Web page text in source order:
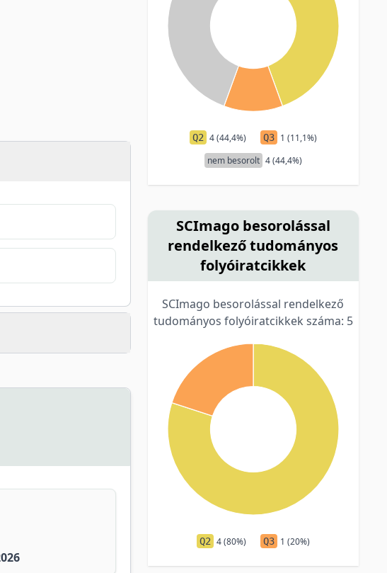
Q2 4 (44,4%) Q3 1 (11,1%)
nem besorolt 4 (44,4%)
SCImago besorolással
rendelkező tudományos
folyóiratcikkek
SCImago besorolással rendelkező
tudományos folyóiratcikkek száma: 5
Q2 4 (80%) Q3 1 (20%)